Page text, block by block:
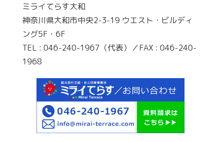
ミライてらす大和
神奈川県大和市中央2-3-19 ウエスト・ビルディ
ング5F・6F
TEL : 046-240-1967（代表）／FAX : 046-240-
1968